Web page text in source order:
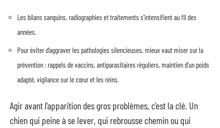
Les bilans sanguins, radiographies et traitements s’intensifient au fil des
années.
Pour éviter d’aggraver les pathologies silencieuses, mieux vaut miser sur la
prévention : rappels de vaccins, antiparasitaires réguliers, maintien d’un poids
adapté, vigilance sur le cœur et les reins.
Agir avant l’apparition des gros problèmes, c’est la clé. Un
chien qui peine à se lever, qui rebrousse chemin ou qui